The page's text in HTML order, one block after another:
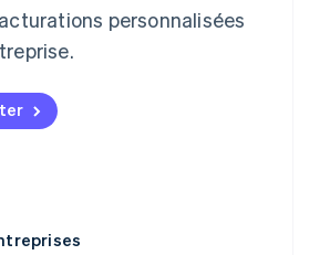
personnalisées